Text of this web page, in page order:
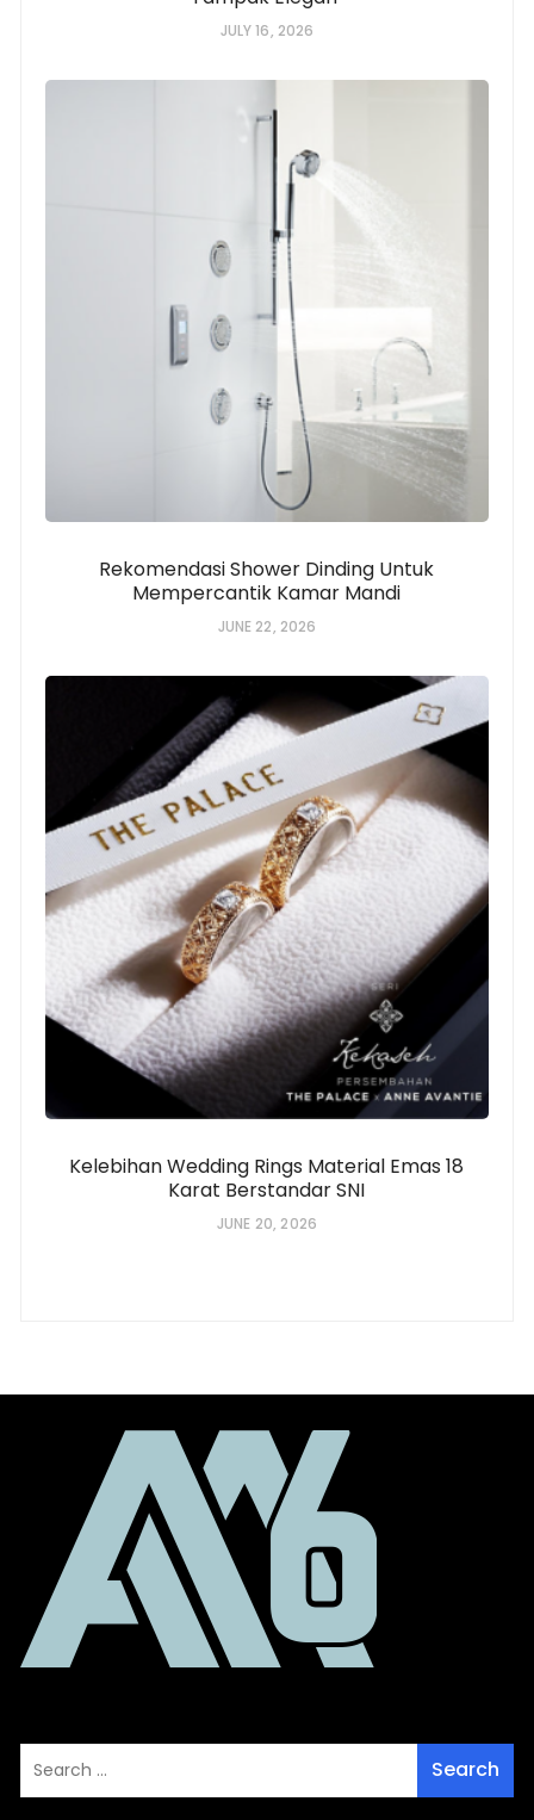
JULY 16, 2026
Rekomendasi Shower Dinding Untuk
Mempercantik Kamar Mandi
JUNE 22, 2026
Kelebihan Wedding Rings Material Emas 18
Karat Berstandar SNI
JUNE 20, 2026